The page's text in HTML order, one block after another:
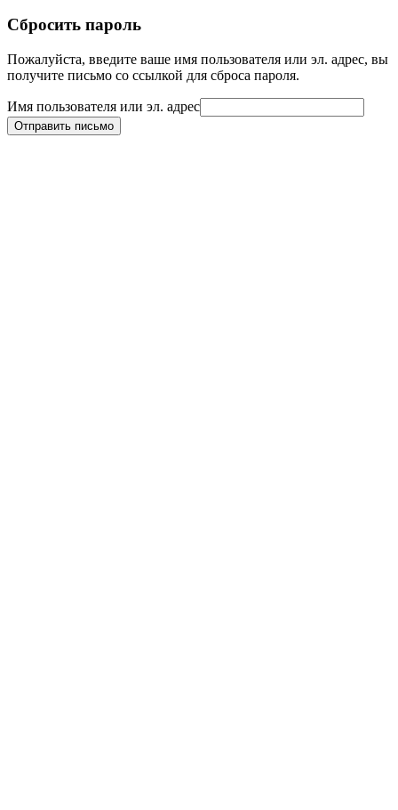
Сбросить пароль
Пожалуйста, введите ваше имя пользователя или эл. адрес, вы
получите письмо со ссылкой для сброса пароля.
Имя пользователя или эл. адрес
Отправить письмо